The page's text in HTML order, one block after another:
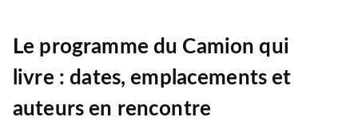
Le programme du Camion qui
livre : dates, emplacements et
auteurs en rencontre